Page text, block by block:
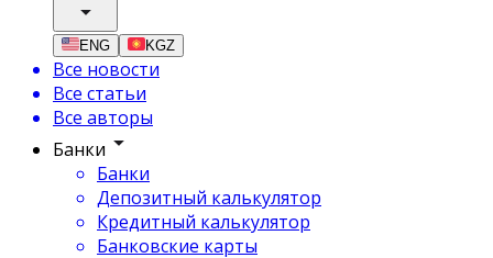
ENG KGZ
Все новости
Все статьи
Все авторы
Банки
Банки
Депозитный калькулятор
Кредитный калькулятор
Банковские карты